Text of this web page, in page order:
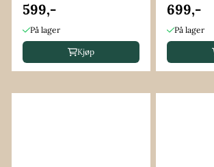
599,-
På lager
Kjøp
699,-
På lager